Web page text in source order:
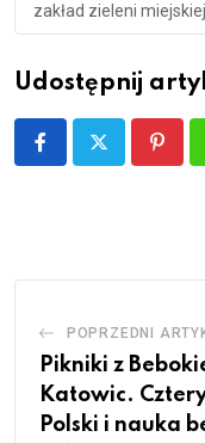
zakład zieleni
Udostępnij
POPRZEDNI
Pikniki z
Katowic.
Polski i nauka